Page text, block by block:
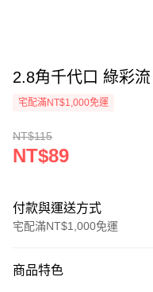
2.8角千代口 綠彩流
宅配滿NT$1,000免運
NT$115
NT$89
付款與運送方式
宅配滿NT$1,000免運
信用卡一次付款
商品特色